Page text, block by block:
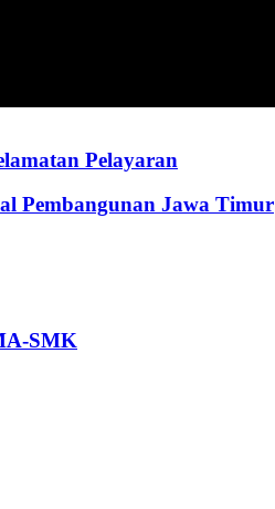
Pelayaran
Pembangunan Jawa Timur
SMK